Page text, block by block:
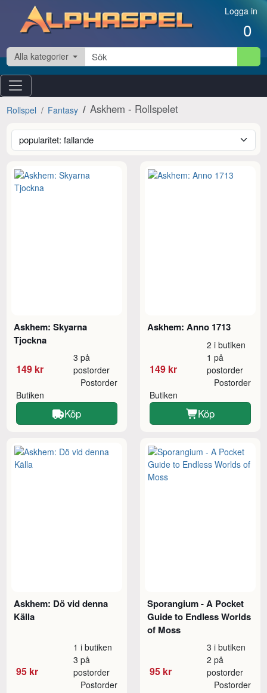
Hoppa till innehåll Logga in
0
Alla kategorier
Rollspel Fantasy Askhem - Rollspelet
Askhem: Skyarna
Tjockna
149 kr
3 på
postorder
Butiken
Postorder
Köp
Askhem: Anno 1713
149 kr
2 i butiken
1 på
postorder
Butiken
Postorder
Köp
Askhem: Dö vid denna
Källa
95 kr
1 i butiken
3 på
postorder
Postorder
Sporangium - A Pocket
Guide to Endless Worlds
of Moss
95 kr
3 i butiken
2 på
postorder
Postorder